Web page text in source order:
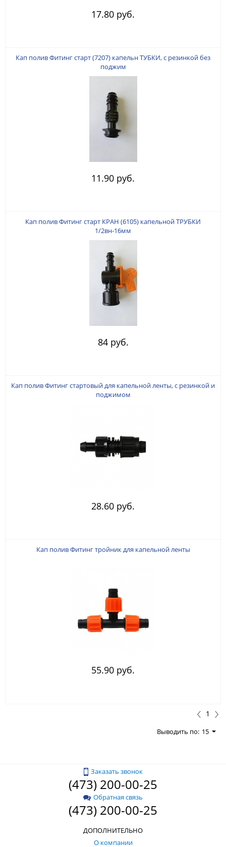
17.80 руб.
Кап полив Фитинг старт (7207) капельн ТУБКИ, с резинкой без
поджим
11.90 руб.
Кап полив Фитинг старт КРАН (6105) капельной ТРУБКИ
1/2вн-16мм
84 руб.
Кап полив Фитинг стартовый для капельной ленты, с резинкой и
поджимом
28.60 руб.
Кап полив Фитинг тройник для капельной ленты
55.90 руб.
1
Выводить по: 15
Заказать звонок
(473) 200-00-25
Обратная связь
(473) 200-00-25
ДОПОЛНИТЕЛЬНО
О компании